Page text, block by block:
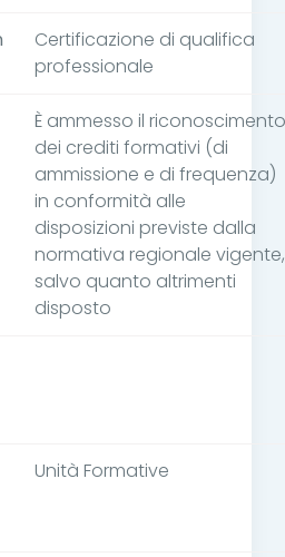
Certificazione di qualifica
professionale
È ammesso il riconoscimento
dei crediti formativi (di
ammissione e di frequenza)
in conformità alle
disposizioni previste dalla
normativa regionale vigente,
salvo quanto altrimenti
disposto
Unità Formative